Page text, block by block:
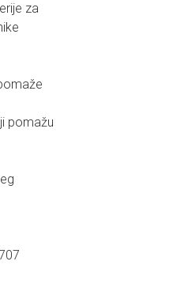
za
pomažu